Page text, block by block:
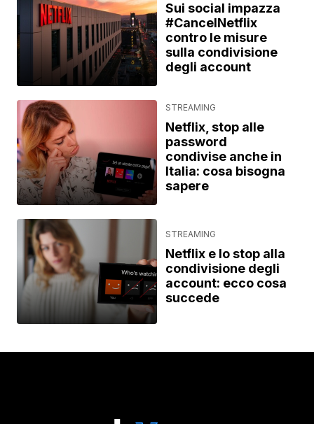
Sui social impazza
#CancelNetflix
contro le misure
sulla condivisione
degli account
STREAMING
Netflix, stop alle
password
condivise anche in
Italia: cosa bisogna
sapere
STREAMING
Netflix e lo stop alla
condivisione degli
account: ecco cosa
succede